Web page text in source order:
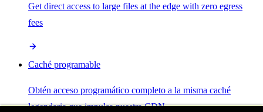
Get direct access to large files at the edge with zero egress
fees
Caché programable
Obtén acceso programático completo a la misma caché
legendaria que impulsa nuestra CDN.